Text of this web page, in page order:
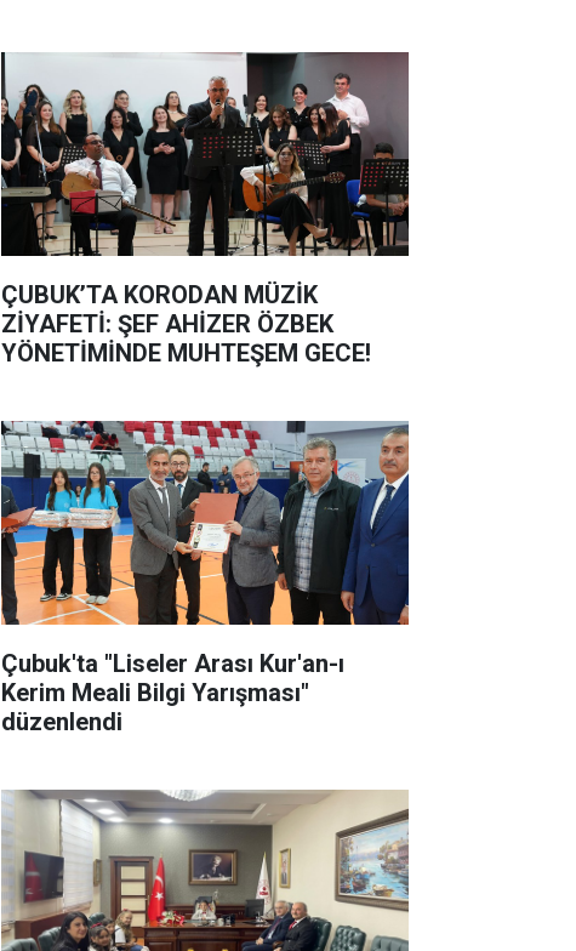
ÇUBUK’TA KORODAN MÜZİK
ZİYAFETİ: ŞEF AHİZER ÖZBEK
YÖNETİMİNDE MUHTEŞEM GECE!
Çubuk'ta "Liseler Arası Kur'an-ı
Kerim Meali Bilgi Yarışması"
düzenlendi